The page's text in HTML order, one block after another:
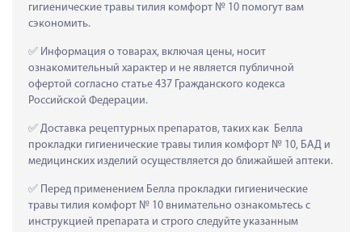
гигиенические травы тилия комфорт № 10 помогут вам
сэкономить.
Информация о товарах, включая цены, носит
ознакомительный характер и не является публичной
офертой согласно статье 437 Гражданского кодекса
Российской Федерации.
Доставка рецептурных препаратов, таких как  Белла
прокладки гигиенические травы тилия комфорт № 10, БАД и
медицинских изделий осуществляется до ближайшей аптеки.
Перед применением Белла прокладки гигиенические
травы тилия комфорт № 10 внимательно ознакомьтесь с
инструкцией препарата и строго следуйте указанным